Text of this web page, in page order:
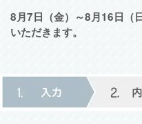
8月7日（金）～8月16日（
いただきます。